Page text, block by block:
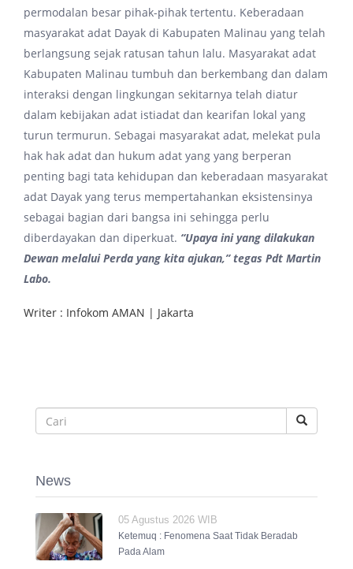
permodalan besar pihak-pihak tertentu. Keberadaan
masyarakat adat Dayak di Kabupaten Malinau yang telah
berlangsung sejak ratusan tahun lalu. Masyarakat adat
Kabupaten Malinau tumbuh dan berkembang dan dalam
interaksi dengan lingkungan sekitarnya telah diatur
dalam kebijakan adat istiadat dan kearifan lokal yang
turun termurun. Sebagai masyarakat adat, melekat pula
hak hak adat dan hukum adat yang yang berperan
penting bagi tata kehidupan dan keberadaan masyarakat
adat Dayak yang terus mempertahankan eksistensinya
sebagai bagian dari bangsa ini sehingga perlu
diberdayakan dan diperkuat. “Upaya ini yang dilakukan
Dewan melalui Perda yang kita ajukan,” tegas Pdt Martin
Labo.
Writer : Infokom AMAN | Jakarta
News
05 Agustus 2026 WIB
Ketemuq : Fenomena Saat Tidak Beradab
Pada Alam